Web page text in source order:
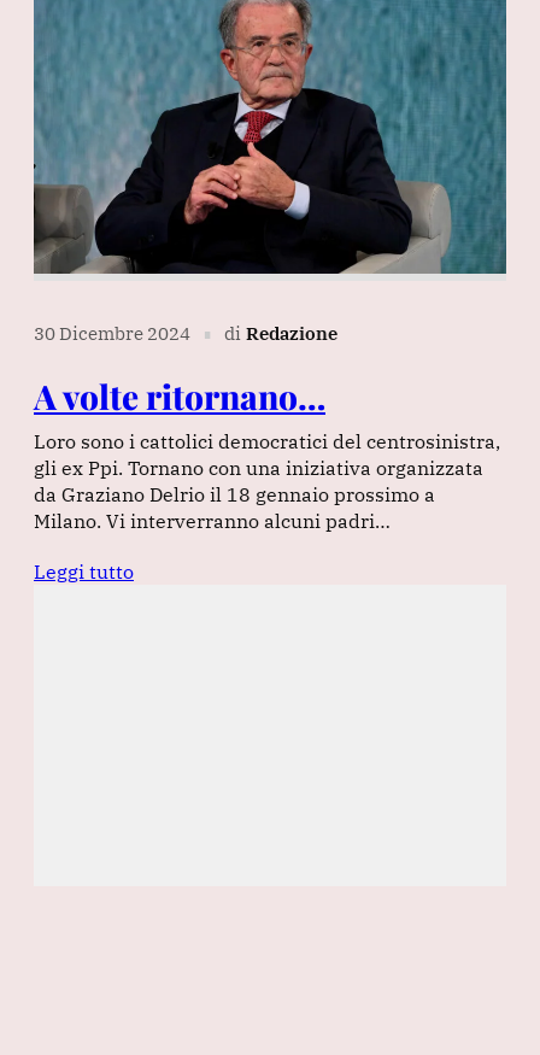
30 Dicembre 2024 ∎ di Redazione
A volte ritornano…
Loro sono i cattolici democratici del centrosinistra,
gli ex Ppi. Tornano con una iniziativa organizzata
da Graziano Delrio il 18 gennaio prossimo a
Milano. Vi interverranno alcuni padri…
Leggi tutto